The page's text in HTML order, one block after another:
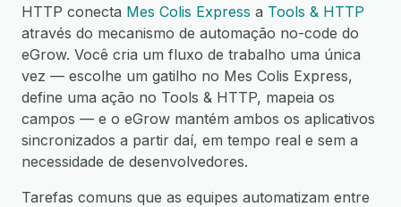
HTTP conecta Mes Colis Express a Tools & HTTP
através do mecanismo de automação no-code do
eGrow. Você cria um fluxo de trabalho uma única
vez — escolhe um gatilho no Mes Colis Express,
define uma ação no Tools & HTTP, mapeia os
campos — e o eGrow mantém ambos os aplicativos
sincronizados a partir daí, em tempo real e sem a
necessidade de desenvolvedores.
Tarefas comuns que as equipes automatizam entre